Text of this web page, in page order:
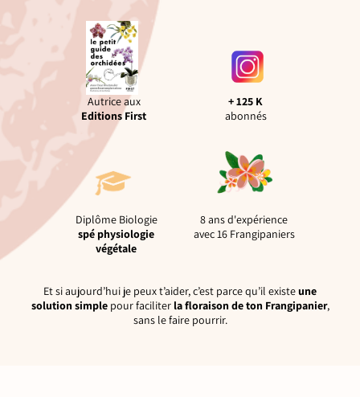
Autrice aux
Editions First
+ 125 K
abonnés
Diplôme Biologie
spé physiologie
végétale
8 ans d'expérience
avec 16 Frangipaniers
Et si aujourd’hui je peux t’aider, c’est parce qu’il existeune
solution simplepour faciliter la floraison de ton Frangipanier,
sans le faire pourrir.